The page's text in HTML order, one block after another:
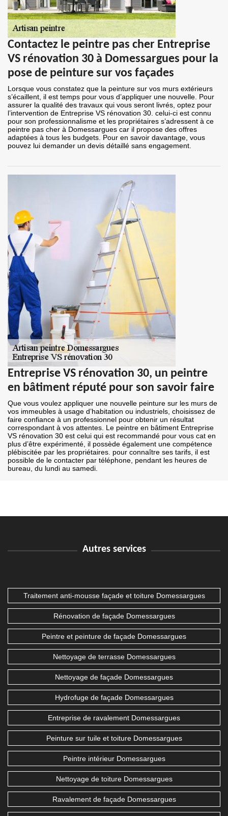
Contactez le peintre pas cher Entreprise
VS rénovation 30 à Domessargues pour la
pose de peinture sur vos façades
Lorsque vous constatez que la peinture sur vos murs extérieurs
s’écaillent, il est temps pour vous d’appliquer une nouvelle. Pour
assurer la qualité des travaux qui vous seront livrés, optez pour
l’intervention de Entreprise VS rénovation 30. celui-ci est connu
pour son professionnalisme et les propriétaires s’adressent à ce
peintre pas cher à Domessargues car il propose des offres
adaptées à tous les budgets. Pour en savoir davantage, vous
pouvez lui demander un devis détaillé sans engagement.
Entreprise VS rénovation 30, un peintre
en bâtiment réputé pour son savoir faire
Que vous voulez appliquer une nouvelle peinture sur les murs de
vos immeubles à usage d’habitation ou industriels, choisissez de
faire confiance à un professionnel pour obtenir un résultat
correspondant à vos attentes. Le peintre en bâtiment Entreprise
VS rénovation 30 est celui qui est recommandé pour vous cat en
plus d’être expérimenté, il possède également une compétence
plébiscitée par les propriétaires. pour connaître ses tarifs, il est
possible de le contacter par téléphone, pendant les heures de
bureau, du lundi au samedi.
Autres services
Traitement anti-mousse façade et toiture Domessargues
Rénovation de façade Domessargues
Peintre et peinture de façade Domessargues
Nettoyage de terrasse Domessargues
Nettoyage de façade Domessargues
Hydrofuge de façade Domessargues
Entreprise de ravalement Domessargues
Peinture sur tuile et toiture Domessargues
Peintre intérieur Domessargues
Nettoyage de toiture Domessargues
Ravalement de façade Domessargues